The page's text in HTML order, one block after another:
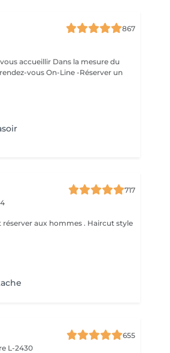
867
Dans la mesure du
vous On-Line -Réserver un
717
aux hommes . Haircut style
655
L-2430